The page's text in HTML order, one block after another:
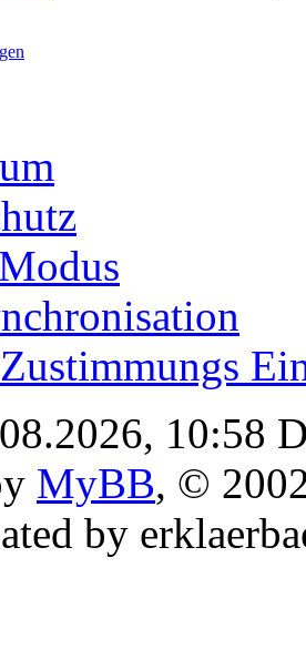
10:58
MyBB, ©
by